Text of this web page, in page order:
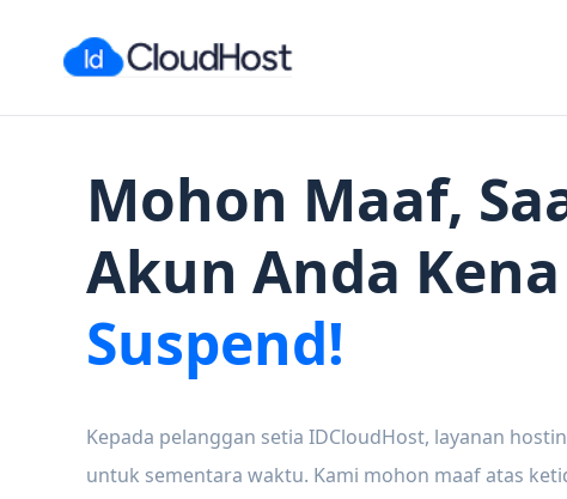
Mohon Maaf,
Akun Anda Kena
Suspend!
Kepada pelanggan setia IDCloudHost, layanan
untuk sementara waktu. Kami mohon maaf atas